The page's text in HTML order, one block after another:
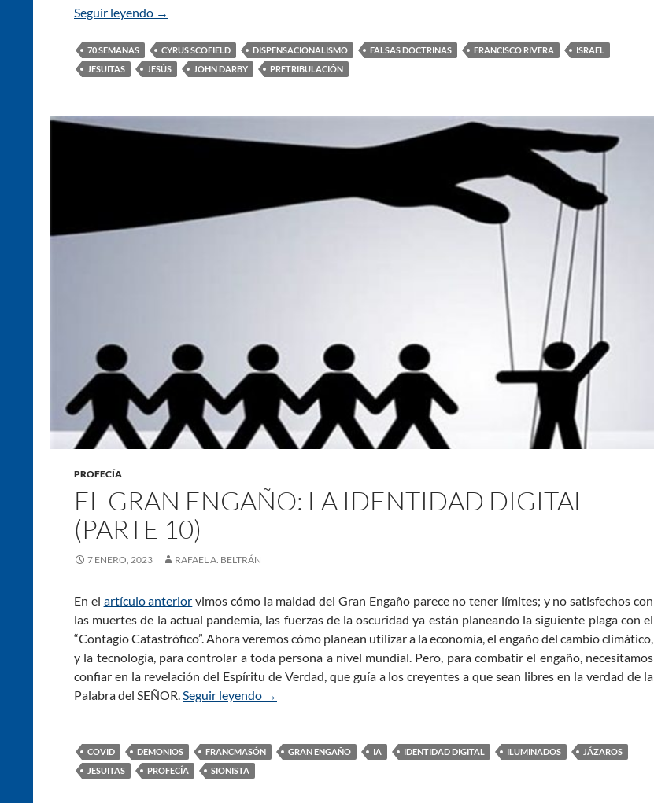
Seguir leyendo ¿Qué es la Casa de Israel? (Parte 1)
→
70 SEMANAS CYRUS SCOFIELD DISPENSACIONALISMO FALSAS DOCTRINAS FRANCISCO RIVERA
ISRAEL
JESUITAS
JESÚS JOHN DARBY PRETRIBULACIÓN
PROFECÍA
EL GRAN ENGAÑO: LA IDENTIDAD DIGITAL
(PARTE 10)
7 ENERO, 2023 RAFAEL A. BELTRÁN
En el artículo anterior vimos cómo la maldad del Gran Engaño parece no tener límites; y no satisfechos con
las muertes de la actual pandemia, las fuerzas de la oscuridad ya están planeando la siguiente plaga con el
“Contagio Catastrófico”. Ahora veremos cómo planean utilizar a la economía, el engaño del cambio climático,
y la tecnología, para controlar a toda persona a nivel mundial. Pero, para combatir el engaño, necesitamos
confiar en la revelación del Espíritu de Verdad, que guía a los creyentes a que sean libres en la verdad de la
Palabra del SEÑOR. Seguir leyendo El Gran Engaño: La Identidad Digital (Parte 10)
→
COVID DEMONIOS FRANCMASÓN GRAN ENGAÑO IA IDENTIDAD DIGITAL ILUMINADOS
JÁZAROS
JESUITAS
PROFECÍA SIONISTA